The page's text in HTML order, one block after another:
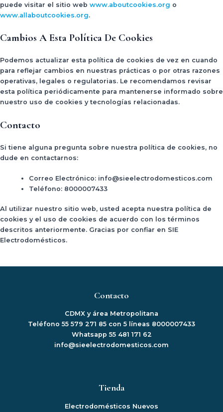
puede visitar el sitio web www.aboutcookies.org o
www.allaboutcookies.org.
Cambios A Esta Política De Cookies
Podemos actualizar esta política de cookies de vez en cuando
para reflejar cambios en nuestras prácticas o por otras razones
operativas, legales o regulatorias. Le recomendamos revisar
esta política periódicamente para mantenerse informado sobre
nuestro uso de cookies y tecnologías relacionadas.
Contacto
Si tiene alguna pregunta sobre nuestra política de cookies, no
dude en contactarnos:
Correo Electrónico: info@sieelectrodomesticos.com
Teléfono: 8000007433
Al utilizar nuestro sitio web, usted acepta nuestra política de
cookies y el uso de cookies de acuerdo con los términos
descritos anteriormente. Gracias por confiar en SIE
Electrodomésticos.
Contacto
CDMX y área Metropolitana
Teléfono 55 579 271 85 con 5 líneas 8000007433
Whatsapp 55 481 171 62
info@sieelectrodomesticos.com
Tienda
Electrodomésticos Nuevos